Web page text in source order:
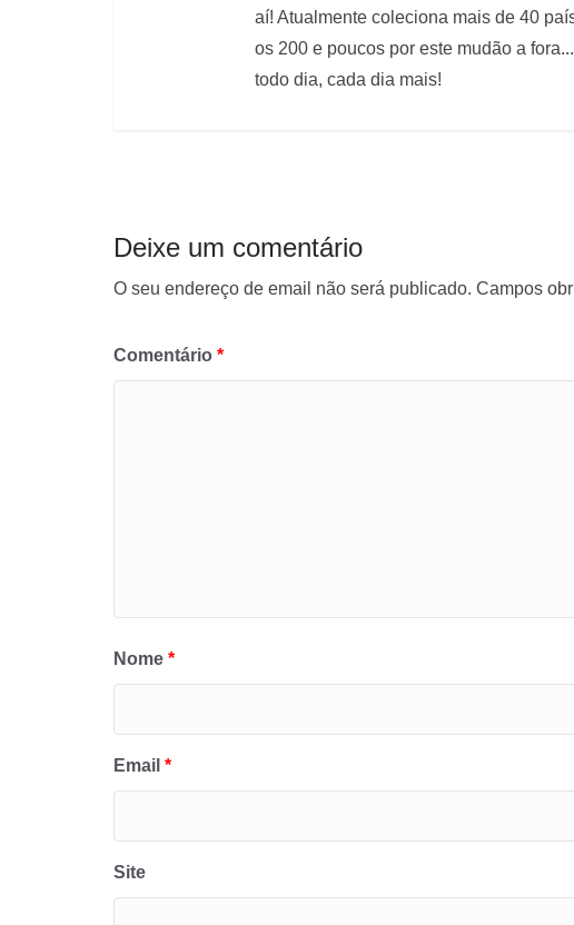
aí! Atualmente coleciona mais de 40
os 200 e poucos por este mudão a
todo dia, cada dia mais!
Deixe um comentário
O seu endereço de email não será publicado. Campos
Comentário *
Nome *
Email *
Site